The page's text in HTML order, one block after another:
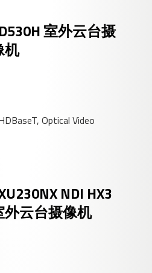
室外云台摄
机
Optical Video
NDI HX3
外云台摄像机